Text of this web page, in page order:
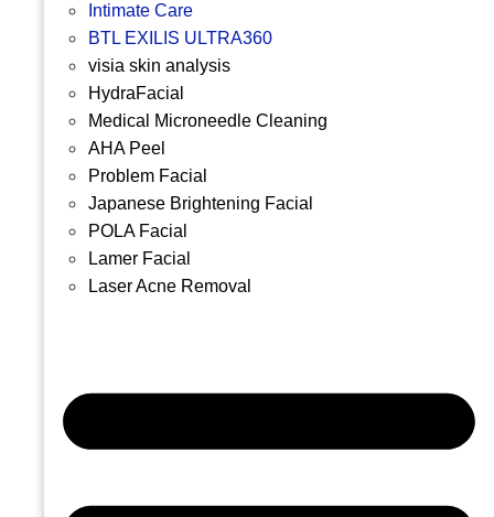
Intimate Care
BTL EXILIS ULTRA360
visia skin analysis
HydraFacial
Medical Microneedle Cleaning
AHA Peel
Problem Facial
Japanese Brightening Facial
POLA Facial
Lamer Facial
Laser Acne Removal